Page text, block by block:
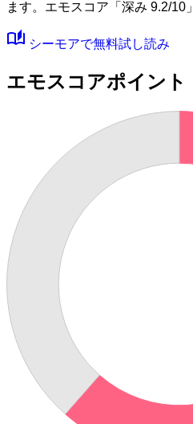
ます。 エモスコア「深み 9.2/10」
auto_stories シーモアで無料試し読み
エモスコアポイント